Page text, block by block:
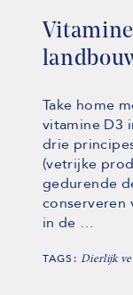
Take home
vitamine D3
drie
(vetrijke
gedurende
conserveren
in de …
TAGS:Dierlijk